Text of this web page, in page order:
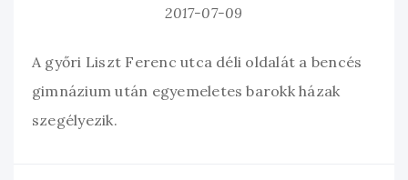
2017-07-09
A győri Liszt Ferenc utca déli oldalát a bencés
gimnázium után egyemeletes barokk házak
szegélyezik.